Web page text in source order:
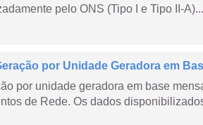
pelo ONS (Tipo I e Tipo II-A)...
por Unidade Geradora em
por unidade geradora em base
de Rede. Os dados